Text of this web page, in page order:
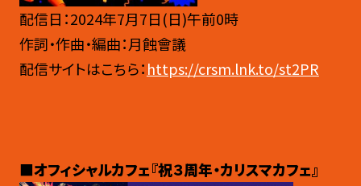
配信日：2024年7月7日(日)午前0時
作詞・作曲・編曲：月蝕會議
配信サイトはこちら：https://crsm.lnk.to/st2PR
■オフィシャルカフェ『祝３周年・カリスマカフェ』